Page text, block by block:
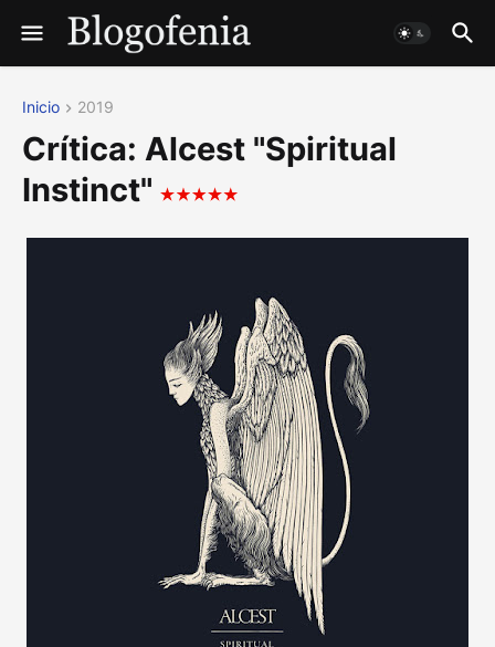
Inicio 2019
Crítica: Alcest "Spiritual
Instinct"